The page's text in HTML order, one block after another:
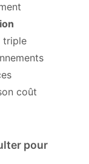
triple
coût
pour